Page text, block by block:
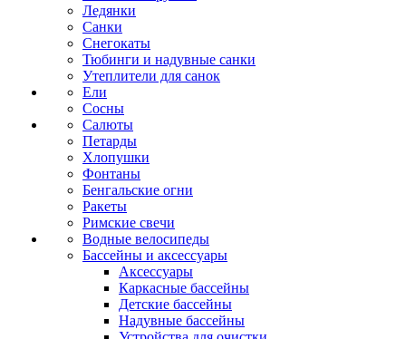
Ледянки
Санки
Снегокаты
Тюбинги и надувные санки
Утеплители для санок
Ели
Сосны
Салюты
Петарды
Хлопушки
Фонтаны
Бенгальские огни
Ракеты
Римские свечи
Водные велосипеды
Бассейны и аксессуары
Аксессуары
Каркасные бассейны
Детские бассейны
Надувные бассейны